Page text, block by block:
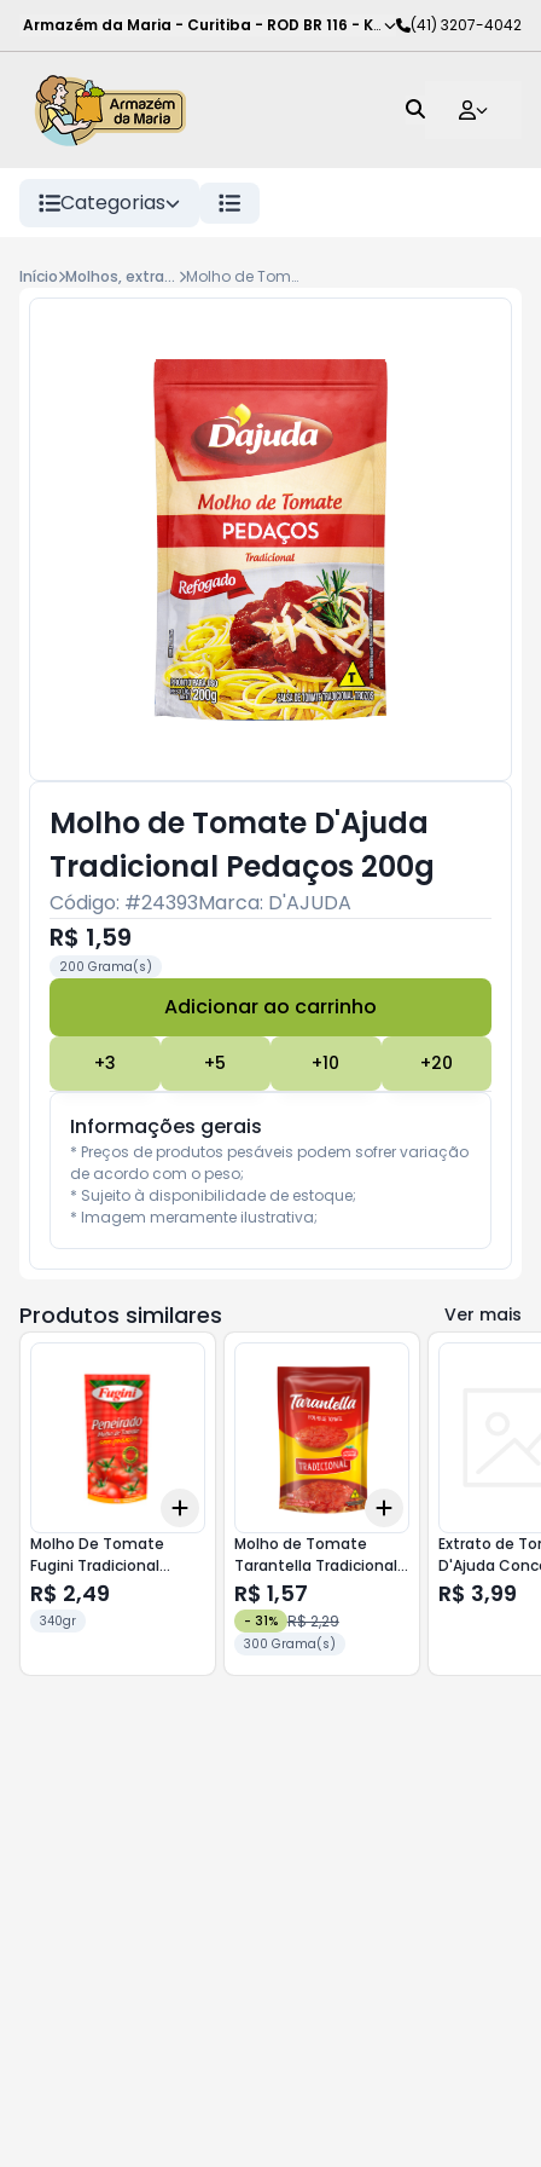
Armazém da Maria - Curitiba - ROD BR 116 - KM 102,Curitiba-PR
(41) 3207-4042
Categorias
Início Molhos, extratos e poupas Molho de Tomate D'Ajuda Tradicional Pedaços 200g
Molho de Tomate D'Ajuda
Tradicional Pedaços 200g
Código: #24393Marca: D'AJUDA
R$ 1,59
200 Grama(s)
Adicionar ao carrinho
+3 +5 +10 +20
Informações gerais
* Preços de produtos pesáveis podem sofrer variação
de acordo com o peso;
* Sujeito à disponibilidade de estoque;
* Imagem meramente ilustrativa;
Produtos similares Ver mais
+10
Add
Molho De Tomate
Fugini Tradicional
Peneirado Sachê 300g
R$ 2,49
340gr
Add
Molho de Tomate
Tarantella Tradicional
Sachet 300g
R$ 1,57
- 31% R$ 2,29
300 Grama(s)
Extrato de
D'Ajuda
Sachê 300g
R$ 3,99